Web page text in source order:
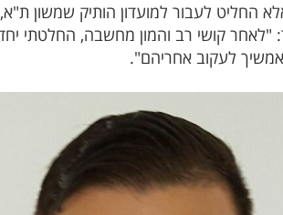
החליט לעבור למועדון הותיק שמשון
קושי רב והמון מחשבה, החלטתי
לעקוב אחריהם".